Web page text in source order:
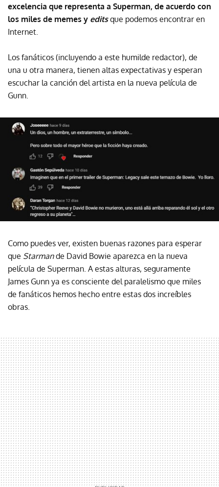
excelencia que representa a Superman, de acuerdo con
los miles de memes y editsque podemos encontrar en
Internet.
Los fanáticos (incluyendo a este humilde redactor), de
una u otra manera, tienen altas expectativas y esperan
escuchar la canción del artista en la nueva película de
Gunn.
Como puedes ver, existen buenas razones para esperar
que Starmande David Bowie aparezca en la nueva
película de Superman. A estas alturas, seguramente
James Gunn ya es consciente del paralelismo que miles
de fanáticos hemos hecho entre estas dos increíbles
obras.